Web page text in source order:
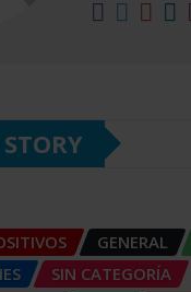
GENERAL
SIN CATEGORÍA